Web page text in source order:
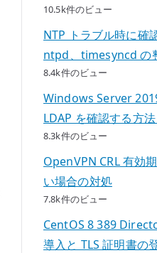
10.5k件のビュー
NTP トラブル時に確
ntpd、timesyncd の
8.4k件のビュー
Windows Server
LDAP を確認する方
8.3k件のビュー
OpenVPN CRL 有効
い場合の対処
7.8k件のビュー
CentOS 8 389
導入と TLS 証明書の